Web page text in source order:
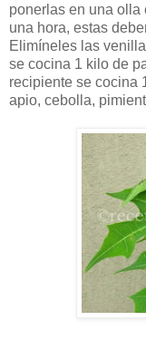
ponerlas en una olla
una hora, estas
Elimíneles las
se cocina 1 kilo de
recipiente se cocina
apio, cebolla,